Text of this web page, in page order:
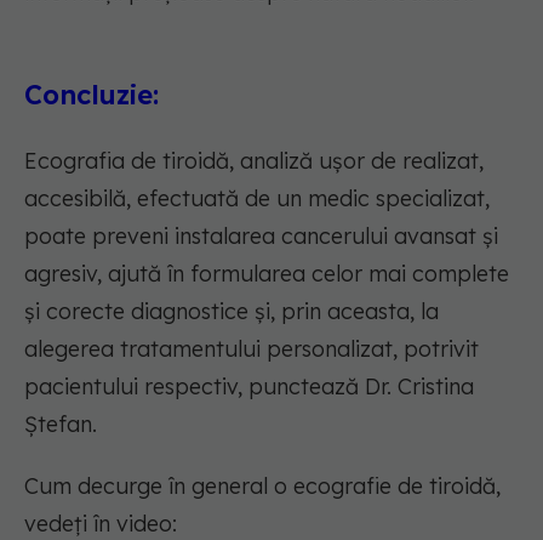
Concluzie:
Ecografia de tiroidă, analiză ușor de realizat,
accesibilă, efectuată de un medic specializat,
poate preveni instalarea cancerului avansat și
agresiv, ajută în formularea celor mai complete
și corecte diagnostice și, prin aceasta, la
alegerea tratamentului personalizat, potrivit
pacientului respectiv, punctează Dr. Cristina
Ștefan.
Cum decurge în general o ecografie de tiroidă,
vedeți în video: